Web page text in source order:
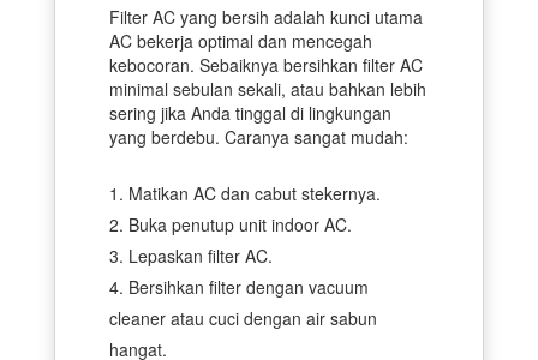
Filter AC yang bersih adalah kunci utama
AC bekerja optimal dan mencegah
kebocoran. Sebaiknya bersihkan filter AC
minimal sebulan sekali, atau bahkan lebih
sering jika Anda tinggal di lingkungan
yang berdebu. Caranya sangat mudah:
Matikan AC dan cabut stekernya.
Buka penutup unit indoor AC.
Lepaskan filter AC.
Bersihkan filter dengan vacuum
cleaner atau cuci dengan air sabun
hangat.